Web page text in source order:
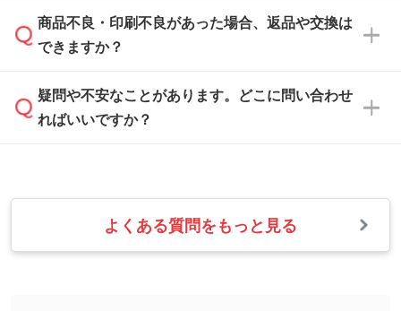
しい
解像度の低い画像や、手書きのイラスト、写真
などを、印刷に適したベクターデータに変換し
・フルカラーデータを1色に変換してほしい
・1色印刷でグラデーションや濃淡を表現した
い
本体色がブラック、ネイビーなど濃色の場合は
白色か淡い色の印刷色をおすすめしておりま
本体色がナチュラルなど淡色の場合、印刷をく
っきりと目立たせたいときは濃い印刷色が、柔
らかい雰囲気にしたいときは淡い印刷色が映え
また、お選びいただいた印刷色が本体色に合わ
ない場合や仕上がりに影響しそうな場合は、ス
タッフから別の色をご案内することもございま
営業日は平日の10:00～18:00で、土日祝日はお
休みとなります。注文・見積・お問い合わせ
速やかに対応いたします。
商品不良・印刷不良があった場合、返品や交換は
できますか？
お手数をお掛けいたしますが、至急担当スタッ
フまでご連絡ください。商品の状況を確認し、
・お届け時に商品が損傷・故障している場合
・ご注文と異なる商品が届いた場合
・印刷不良があった場合
疑問や不安なことがあります。どこに問い合わせ
ればいいですか？
業日以内に担当スタッフよりメールにてご連絡
いたします。
お急ぎの場合はお電話でのご質問も受け付けて
よくある質問をもっと見る